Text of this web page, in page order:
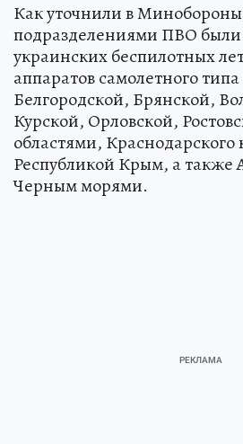
Как уточнили в
подразделениями ПВО
украинских беспилотных
аппаратов самолетного
Белгородской, Брянской,
Курской, Орловской,
областями, Краснодарского
Республикой Крым, а также
Черным морями.